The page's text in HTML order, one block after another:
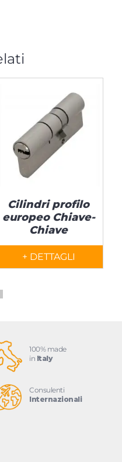
Cilindri profilo
europeo Chiave-
Chiave
+ DETTAGLI
100% made
in Italy
Consulenti
Internazionali